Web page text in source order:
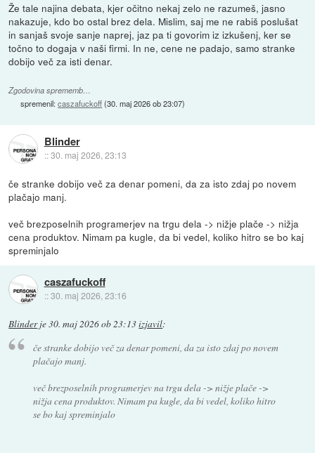
Že tale najina debata, kjer očitno nekaj zelo ne razumeš, jasno
nakazuje, kdo bo ostal brez dela. Mislim, saj me ne rabiš poslušat
in sanjaš svoje sanje naprej, jaz pa ti govorim iz izkušenj, ker se
točno to dogaja v naši firmi. In ne, cene ne padajo, samo stranke
dobijo več za isti denar.
Zgodovina sprememb…
spremenil:caszafuckoff(30. maj 2026 ob 23:07)
Blinder
::30. maj 2026, 23:13
če stranke dobijo več za denar pomeni, da za isto zdaj po novem
plačajo manj.
več brezposelnih programerjev na trgu dela -> nižje plače -> nižja
cena produktov. Nimam pa kugle, da bi vedel, koliko hitro se bo kaj
spreminjalo
caszafuckoff
::30. maj 2026, 23:16
Blinderje30. maj 2026 ob 23:13izjavil:
če stranke dobijo več za denar pomeni, da za isto zdaj po novem
plačajo manj.
več brezposelnih programerjev na trgu dela -> nižje plače ->
nižja cena produktov. Nimam pa kugle, da bi vedel, koliko hitro
se bo kaj spreminjalo